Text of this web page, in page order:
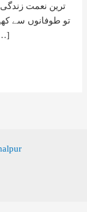
ترین نعمت
تو طوفانوں سے
خود اسکے لئے بوجھ بن